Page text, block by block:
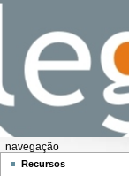
navegação
Recursos